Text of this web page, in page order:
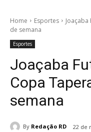
Home Esportes
de semana
Esportes
Joaçaba
Copa
semana
By Redação RD 22 de